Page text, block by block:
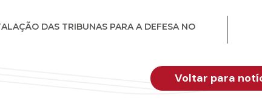
DAS TRIBUNAS PARA A DEFESA NO
Voltar para